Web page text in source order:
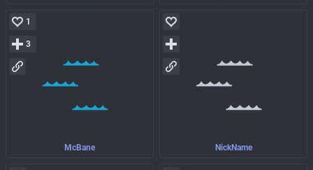
McBane
1
3
NickName